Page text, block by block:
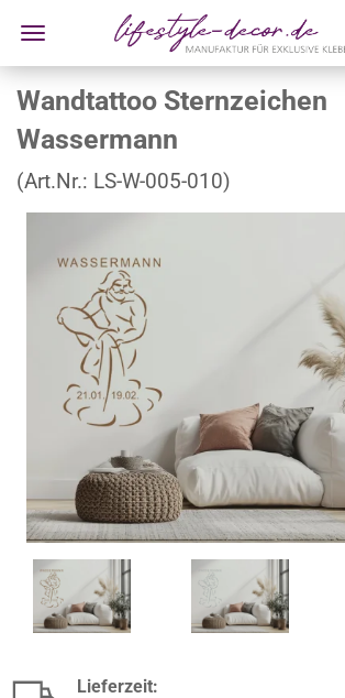
Wandtattoo Sternzeichen
Wassermann
(Art.Nr.: LS-W-005-010)
Lieferzeit: